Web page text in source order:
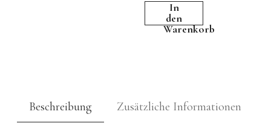
Shirt
jeansblau,
In
den
Warenkorb
Beschreibung Zusätzliche Informationen